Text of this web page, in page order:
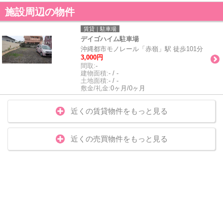
施設周辺の物件
賃貸｜駐車場
デイゴハイム駐車場
沖縄都市モノレール「赤嶺」駅 徒歩101分
3,000円
間取:-
建物面積:- / -
土地面積:- / -
敷金/礼金:0ヶ月/0ヶ月
近くの賃貸物件をもっと見る
近くの売買物件をもっと見る